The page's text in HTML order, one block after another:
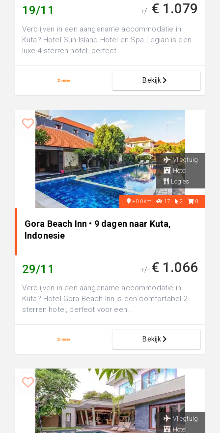
19/11 +/- € 1.079
Verblijven in een aangename accommodatie in
Kuta? Hotel Sun Island Hotel en Spa Legian is een
luxe 4-sterren hotel, perfect...
Bekijk
Vliegtuig
Hotel
Logies
+0.0km 17 2 0
Gora Beach Inn • 9 dagen naar Kuta,
Indonesie
29/11 +/- € 1.066
Verblijven in een aangename accommodatie in
Kuta? Hotel Gora Beach Inn is een comfortabel 2-
sterren hotel, perfect voor een...
Bekijk
Vliegtuig
Hotel